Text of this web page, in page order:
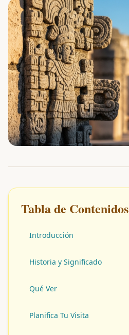
Tabla de Contenidos
Introducción
Historia y Significado
Qué Ver
Planifica Tu Visita